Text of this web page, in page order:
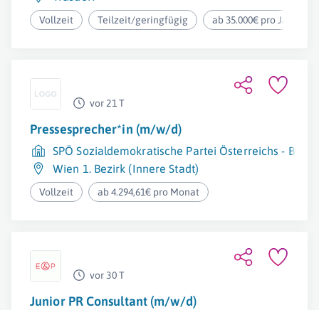
Vollzeit Teilzeit/geringfügig ab 35.000€ pro Jahr
vor 21 T
Pressesprecher*in (m/w/d)
SPÖ Sozialdemokratische Partei Österreichs -
Wien 1. Bezirk (Innere Stadt)
Vollzeit ab 4.294,61€ pro Monat
vor 30 T
Junior PR Consultant (m/w/d)